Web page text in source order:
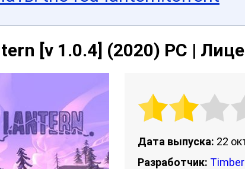
[v 1.0.4] (2020) PC |
Дата выпуска: 22
Разработчик: